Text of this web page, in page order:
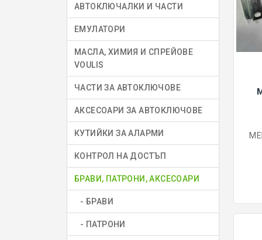
АВТОКЛЮЧАЛКИ И ЧАСТИ
ЕМУЛАТОРИ
МАСЛА, ХИМИЯ И СПРЕЙОВЕ
VOULIS
ЧАСТИ ЗА АВТОКЛЮЧОВЕ
АКСЕСОАРИ ЗА АВТОКЛЮЧОВЕ
КУТИЙКИ ЗА АЛАРМИ
КОНТРОЛ НА ДОСТЪП
БРАВИ, ПАТРОНИ, АКСЕСОАРИ
- БРАВИ
- ПАТРОНИ